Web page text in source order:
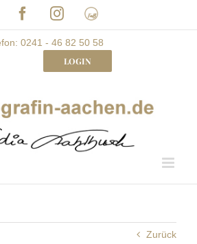
FacebookInstagram
Frau
mit
Bizz
0241 - 46 82 50 58
LOGIN
Zurück